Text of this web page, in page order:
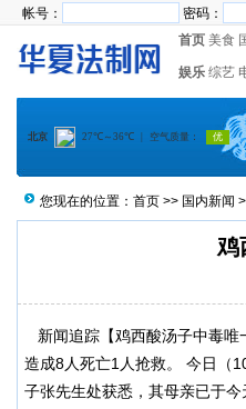
帐号： 密码：
首页 美食
娱乐 综艺
您现在的位置： 首页 >> 国内新闻
鸡
新闻追踪【鸡西酸汤子中毒唯
造成8人死亡1人抢救。 今日（
子张先生处获悉，其母亲已于